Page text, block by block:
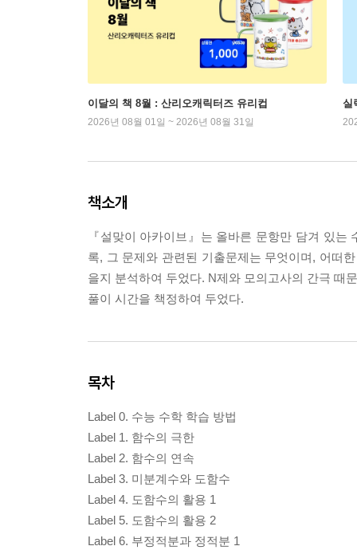
이달의 책 8월 : 산리오캐릭터즈 유리컵
2026년 08월 01일 ~ 2026년 08월 31일
실
책소개
『설맞이 아카이브』는 올바른 문항만 담겨 있
록, 그 문제와 관련된 기출문제는 무엇이며, 어떠
을지 분석하여 두었다. N제와 모의고사의 간극 때
풀이 시간을 책정하여 두었다.
목차
Label 0. 수능 수학 학습 방법
Label 1. 함수의 극한
Label 2. 함수의 연속
Label 3. 미분계수와 도함수
Label 4. 도함수의 활용 1
Label 5. 도함수의 활용 2
Label 6. 부정적분과 정적분 1